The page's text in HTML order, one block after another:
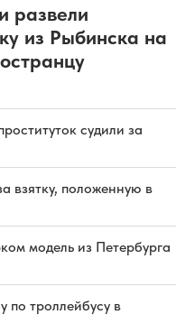
развели
из Рыбинска на
судили за
взятку, положенную в
модель из Петербурга
по троллейбусу в